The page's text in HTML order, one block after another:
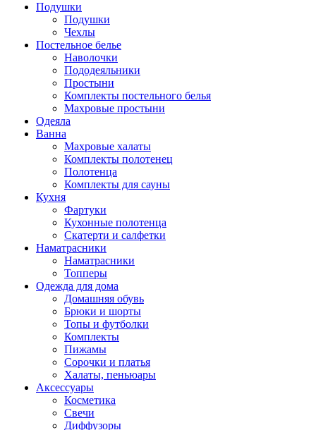
Подушки
Подушки
Чехлы
Постельное белье
Наволочки
Пододеяльники
Простыни
Комплекты постельного белья
Махровые простыни
Одеяла
Ванна
Махровые халаты
Комплекты полотенец
Полотенца
Комплекты для сауны
Кухня
Фартуки
Кухонные полотенца
Скатерти и салфетки
Наматрасники
Наматрасники
Топперы
Одежда для дома
Домашняя обувь
Брюки и шорты
Топы и футболки
Комплекты
Пижамы
Сорочки и платья
Халаты, пеньюары
Аксессуары
Косметика
Свечи
Диффузоры